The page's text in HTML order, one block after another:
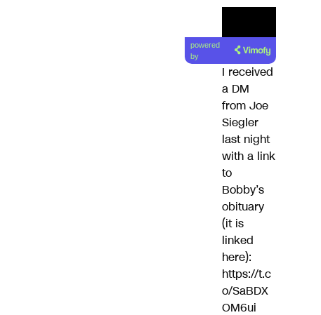
powered
by
I received
a DM
from Joe
Siegler
last night
with a link
to
Bobby’s
obituary
(it is
linked
here):
https://t.c
o/SaBDX
OM6ui